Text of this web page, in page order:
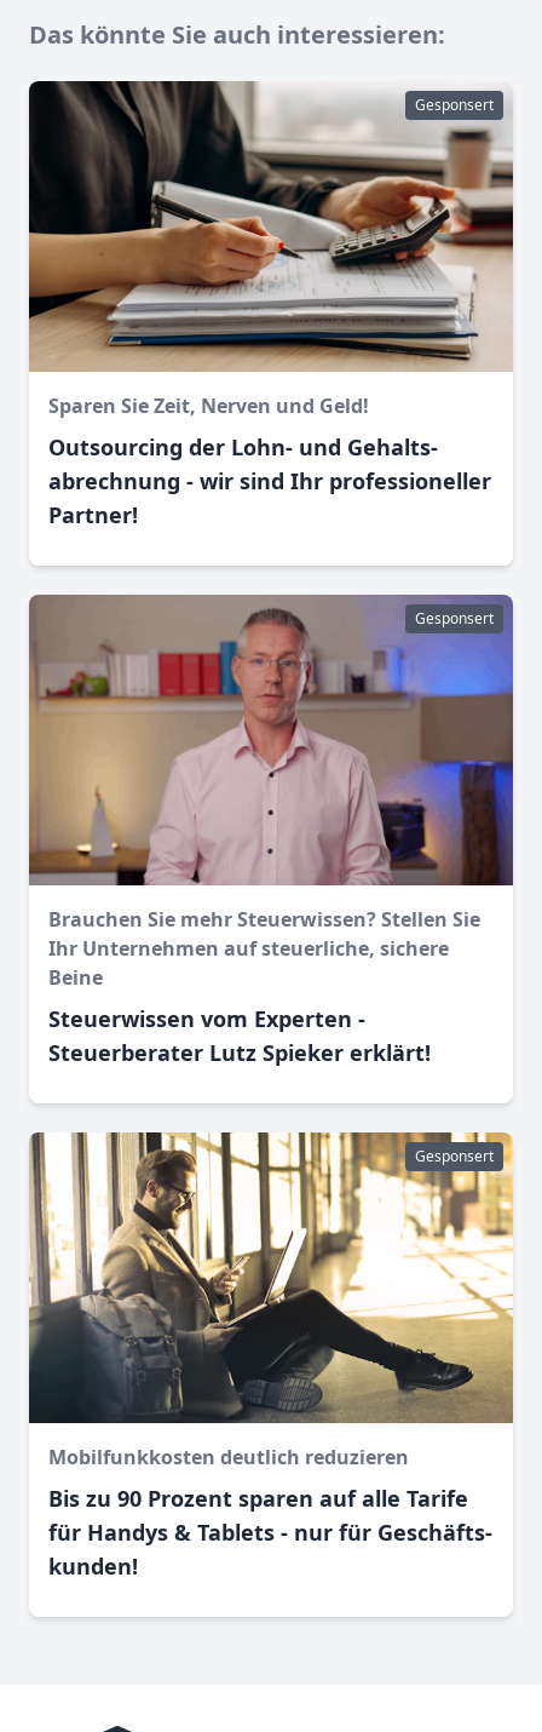
Das könnte Sie auch interessieren:
Gesponsert
Sparen Sie Zeit, Nerven und Geld!
Outsourcing der Lohn- und Gehalts­
abrechnung - wir sind Ihr professioneller
Partner!
Gesponsert
Brauchen Sie mehr Steuerwissen? Stellen Sie
Ihr Unternehmen auf steuerliche, sichere
Beine
Steuerwissen vom Experten -
Steuerberater Lutz Spieker erklärt!
Gesponsert
Mobilfunkkosten deutlich reduzieren
Bis zu 90 Prozent sparen auf alle Tarife
für Handys & Tablets - nur für Geschäfts­
kunden!